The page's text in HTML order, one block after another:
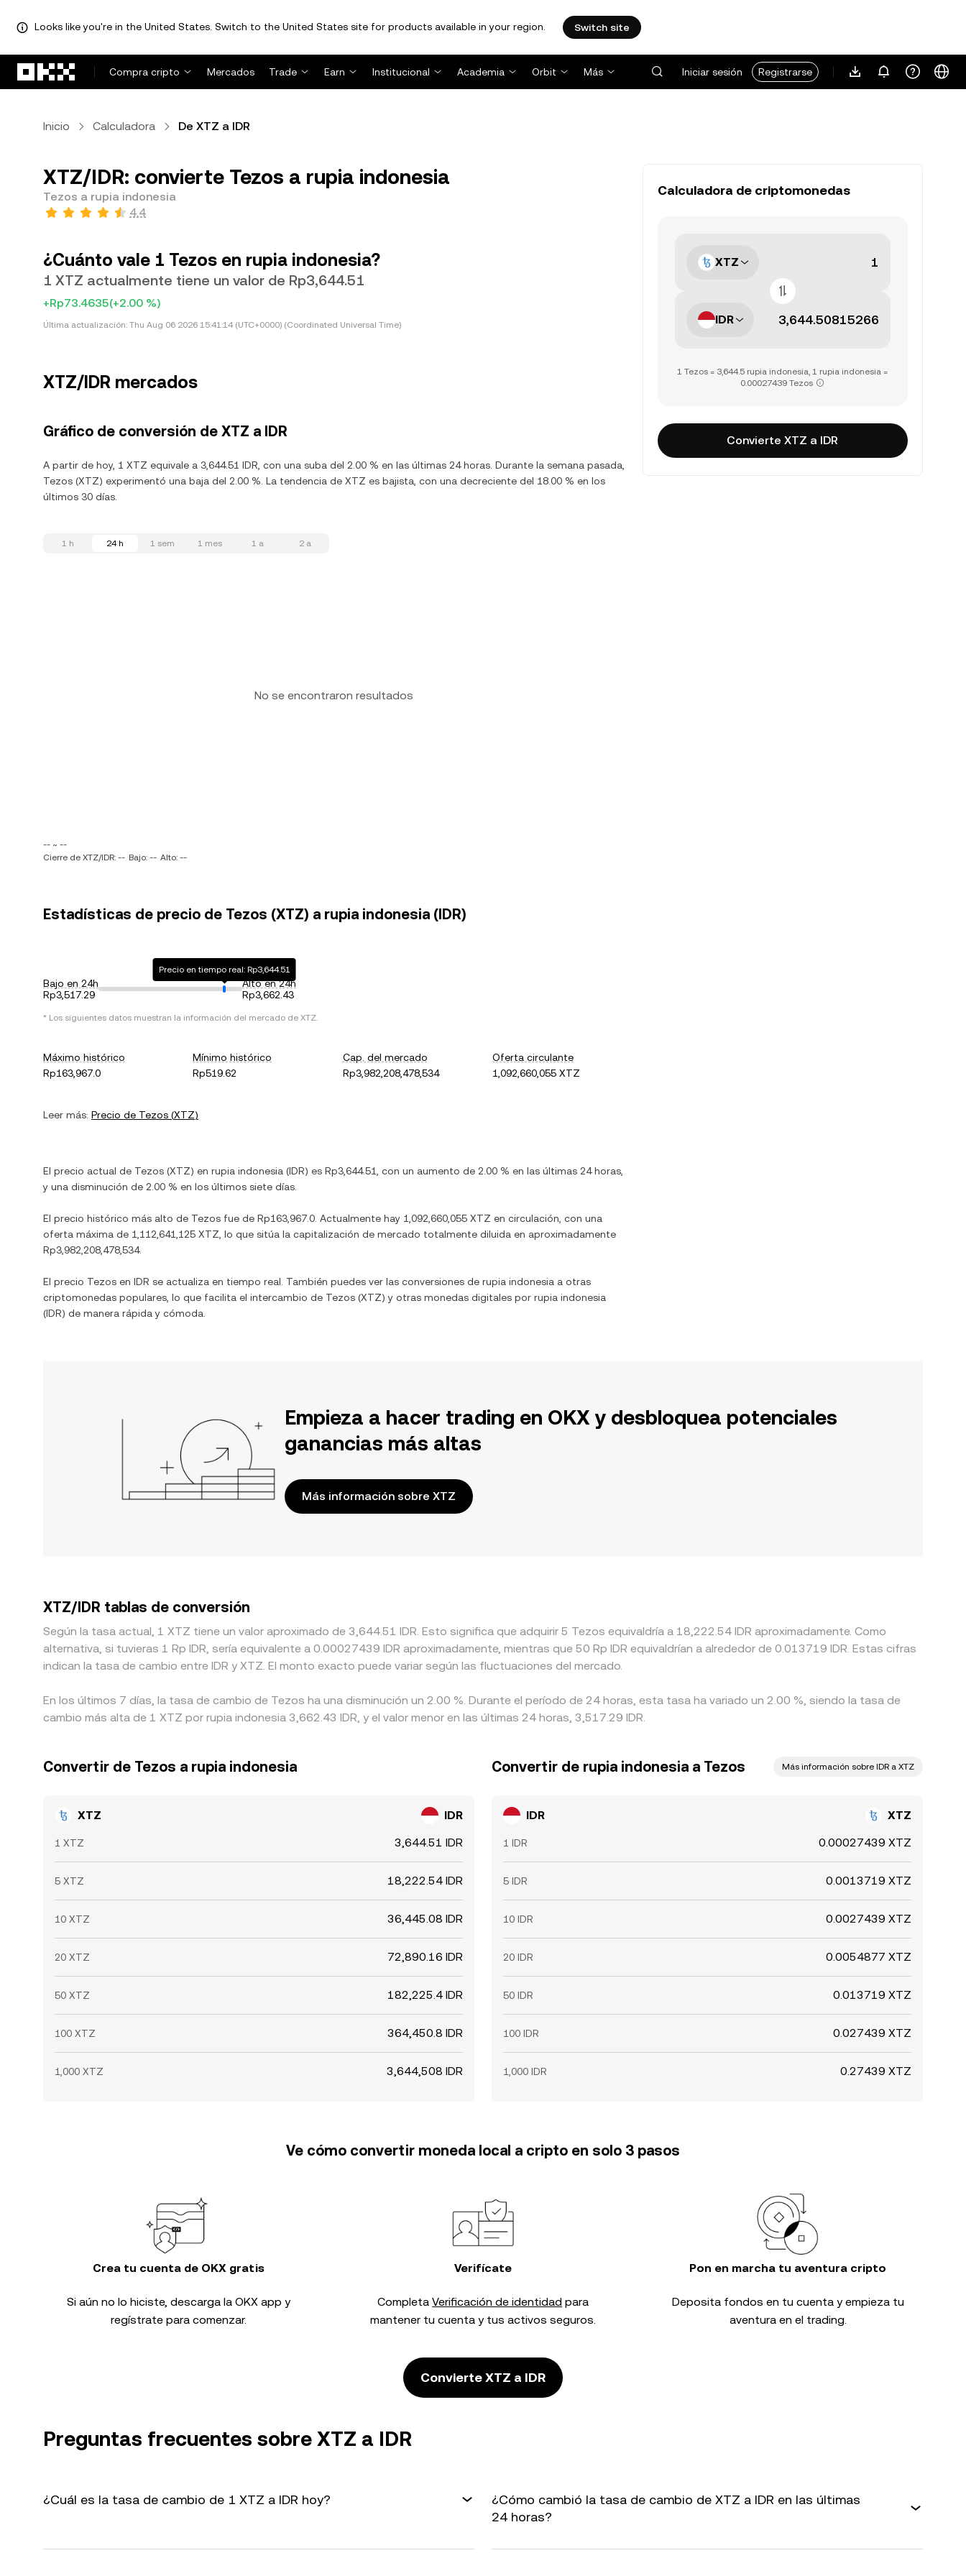
Looks like you're in the United States. Switch to the United States site for products available in your region. Switch site
Compra cripto
Mercados Trade Earn Institucional Academia Orbit Más Iniciar sesión Registrarse
Inicio Calculadora De XTZ a IDR
XTZ/IDR: convierte Tezos a rupia indonesia
Tezos a rupia indonesia
4.4
¿Cuánto vale 1 Tezos en rupia indonesia?
1 XTZ actualmente tiene un valor de Rp3,644.51
+Rp73.4635(+2.00 %)
Última actualización: Thu Aug 06 2026 15:41:14 (UTC+0000) (Coordinated Universal Time)
XTZ/IDR mercados
Gráfico de conversión de XTZ a IDR
A partir de hoy, 1 XTZ equivale a 3,644.51 IDR, con una suba del 2.00 % en las últimas 24 horas. Durante la semana pasada,
Tezos (XTZ) experimentó una baja del 2.00 %. La tendencia de XTZ es bajista, con una decreciente del 18.00 % en los
últimos 30 días.
1 h 24 h 1 sem 1 mes 1 a 2 a
No se encontraron resultados
-- ~ --
Cierre de XTZ/IDR: -- Bajo: -- Alto: --
Estadísticas de precio de Tezos (XTZ) a rupia indonesia (IDR)
Bajo en 24h
Rp3,517.29
Precio en tiempo real: Rp3,644.51
Alto en 24h
Rp3,662.43
* Los siguientes datos muestran la información del mercado de XTZ.
Máximo histórico
Rp163,967.0
Mínimo histórico
Rp519.62
Cap. del mercado
Rp3,982,208,478,534
Oferta circulante
1,092,660,055 XTZ
Leer más: Precio de Tezos (XTZ)
El precio actual de Tezos (XTZ) en rupia indonesia (IDR) es Rp3,644.51 , con un aumento de 2.00 % en las últimas 24 horas,
y una disminución de 2.00 % en los últimos siete días.
El precio histórico más alto de Tezos fue de Rp163,967.0 . Actualmente hay 1,092,660,055 XTZ en circulación, con una
oferta máxima de 1,112,641,125 XTZ , lo que sitúa la capitalización de mercado totalmente diluida en aproximadamente
Rp3,982,208,478,534.
El precio Tezos en IDR se actualiza en tiempo real. También puedes ver las conversiones de rupia indonesia a otras
criptomonedas populares, lo que facilita el intercambio de Tezos (XTZ) y otras monedas digitales por rupia indonesia
(IDR) de manera rápida y cómoda.
Calculadora de criptomonedas
XTZ
IDR
1 Tezos = 3,644.5 rupia indonesia, 1 rupia indonesia =
0.00027439 Tezos
Convierte XTZ a IDR
Empieza a hacer trading en OKX y desbloquea potenciales
ganancias más altas
Más información sobre XTZ
XTZ/IDR tablas de conversión
Según la tasa actual, 1 XTZ tiene un valor aproximado de 3,644.51 IDR. Esto significa que adquirir 5 Tezos equivaldría a 18,222.54 IDR aproximadamente. Como
alternativa, si tuvieras 1 Rp IDR, sería equivalente a 0.00027439 IDR aproximadamente, mientras que 50 Rp IDR equivaldrían a alrededor de 0.013719 IDR. Estas cifras
indican la tasa de cambio entre IDR y XTZ. El monto exacto puede variar según las fluctuaciones del mercado.
En los últimos 7 días, la tasa de cambio de Tezos ha una disminución un 2.00 %. Durante el período de 24 horas, esta tasa ha variado un 2.00 %, siendo la tasa de
cambio más alta de 1 XTZ por rupia indonesia 3,662.43 IDR, y el valor menor en las últimas 24 horas, 3,517.29 IDR.
Convertir de Tezos a rupia indonesia
XTZ IDR
1 XTZ 3,644.51 IDR
5 XTZ 18,222.54 IDR
10 XTZ 36,445.08 IDR
20 XTZ 72,890.16 IDR
50 XTZ 182,225.4 IDR
100 XTZ 364,450.8 IDR
1,000 XTZ 3,644,508 IDR
Convertir de rupia indonesia a Tezos Más información sobre IDR a XTZ
IDR XTZ
1 IDR 0.00027439 XTZ
5 IDR 0.0013719 XTZ
10 IDR 0.0027439 XTZ
20 IDR 0.0054877 XTZ
50 IDR 0.013719 XTZ
100 IDR 0.027439 XTZ
1,000 IDR 0.27439 XTZ
Ve cómo convertir moneda local a cripto en solo 3 pasos
Crea tu cuenta de OKX gratis
Si aún no lo hiciste, descarga la OKX app y
regístrate para comenzar.
Verifícate
Completa Verificación de identidad para
mantener tu cuenta y tus activos seguros.
Pon en marcha tu aventura cripto
Deposita fondos en tu cuenta y empieza tu
aventura en el trading.
Convierte XTZ a IDR
Preguntas frecuentes sobre XTZ a IDR
¿Cuál es la tasa de cambio de 1 XTZ a IDR hoy?
¿Cómo cambió la tasa de cambio de XTZ a IDR en las últimas
24 horas?